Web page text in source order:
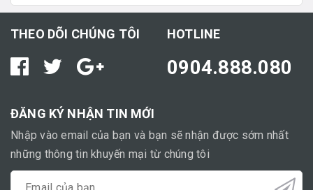
THEO DÕI CHÚNG TÔI HOTLINE
0904.888.080
ĐĂNG KÝ NHẬN TIN MỚI
Nhập vào email của bạn và bạn sẽ nhận được sớm nhất
những thông tin khuyến mại từ chúng tôi